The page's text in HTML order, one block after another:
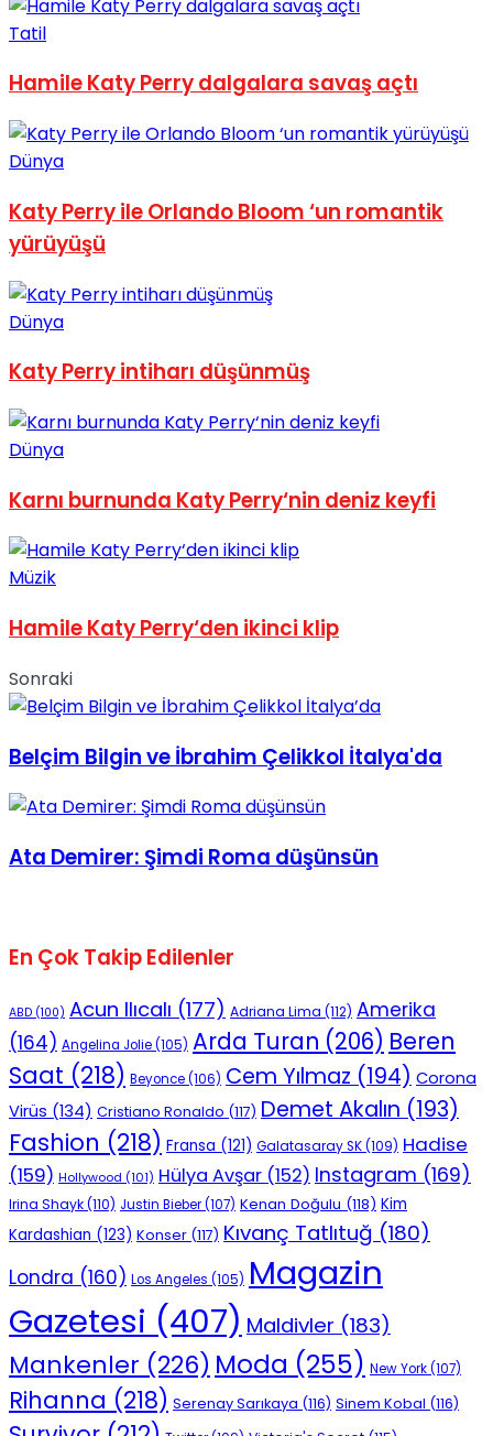
No Result
Tatil
Hamile Katy Perry dalgalara savaş açtı
Dünya
Katy Perry ile Orlando Bloom ‘un romantik
yürüyüşü
Dünya
Katy Perry intiharı düşünmüş
Dünya
Karnı burnunda Katy Perry‘nin deniz keyfi
Müzik
Hamile Katy Perry‘den ikinci klip
Sonraki
Belçim Bilgin ve İbrahim Çelikkol İtalya'da
Ata Demirer: Şimdi Roma düşünsün
En Çok Takip Edilenler
ABD (100) Acun Ilıcalı (177) Adriana Lima (112) Amerika
(164) Angelina Jolie(105) Arda Turan (206) Beren
Saat (218) Beyonce(106) Cem Yılmaz (194) Corona
Virüs (134) Cristiano Ronaldo (117) Demet Akalın (193)
Fashion (218) Fransa (121) Galatasaray SK(109) Hadise
(159) Hollywood (101) Hülya Avşar (152) Instagram (169)
Irina Shayk(110) Justin Bieber(107) Kenan Doğulu (118) Kim
Kardashian (123) Konser (117) Kıvanç Tatlıtuğ (180)
Londra (160) Los Angeles (105) Magazin
Gazetesi (407) Maldivler (183)
Mankenler (226) Moda (255) New York(107)
Rihanna (218) Serenay Sarıkaya (116) Sinem Kobal (116)